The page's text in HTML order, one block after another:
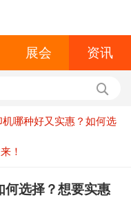
展会 资讯
机哪种好又实惠？如何选
！
何选择？想要实惠